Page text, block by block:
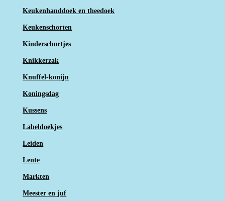
Keukenhanddoek en theedoek
Keukenschorten
Kinderschortjes
Knikkerzak
Knuffel-konijn
Koningsdag
Kussens
Labeldoekjes
Leiden
Lente
Markten
Meester en juf